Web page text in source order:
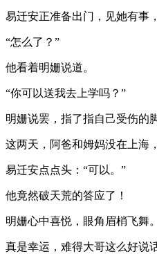
易迁安正准备出门，见她有事
“怎么了？”
他看着明姗说道。
“你可以送我去上学吗？”
明姗说罢，指了指自己受伤的
这两天，阿爸和姆妈没在上海
易迁安点点头：“可以。”
他竟然破天荒的答应了！
明姗心中喜悦，眼角眉梢飞舞。
真是幸运，难得大哥这么好说话